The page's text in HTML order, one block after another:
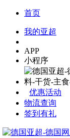
首页
我的亚超
APP
小程序
优惠活动
物流查询
签到有礼